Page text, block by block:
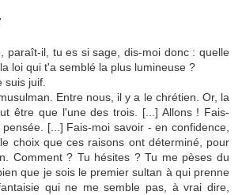
paraît-il, tu es si sage, dis-moi donc : quelle
loi qui t'a semblé la plus lumineuse ?
suis juif.
Entre nous, il y a le chrétien. Or, la
être que l'une des trois. [...] Allons ! Fais-
[...] Fais-moi savoir - en confidence,
choix que ces raisons ont déterminé, pour
Comment ? Tu hésites ? Tu me pèses du
que je sois le premier sultan à qui prenne
qui ne me semble pas, à vrai dire,